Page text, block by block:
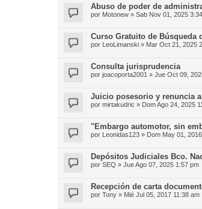
Abuso de poder de
por Motonew » Sab Nov 01, 2025
Curso Gratuito de Búsqueda
por LeoLimanski » Mar Oct 21, 2025
Consulta jurisprudencia
por joacoporta2001 » Jue Oct 09,
Juicio posesorio y renuncia
por mirtakudric » Dom Ago 24, 2025
"Embargo automotor, sin
por Leonidas123 » Dom May 01,
Depósitos Judiciales Bco.
por SEQ » Jue Ago 07, 2025 1:57 pm
Recepción de carta
por Tony » Mié Jul 05, 2017 11:38 am